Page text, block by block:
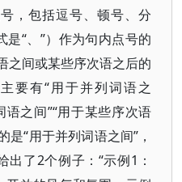
，包括逗号、顿号、分
“、”）作为句内点号的
之间或某些序次语之后的
要有“用于并列词语之
语之间”“用于某些序次语
是“用于并列词语之间”，
了2个例子：“示例1：